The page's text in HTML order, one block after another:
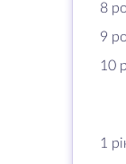
8
9
10
1